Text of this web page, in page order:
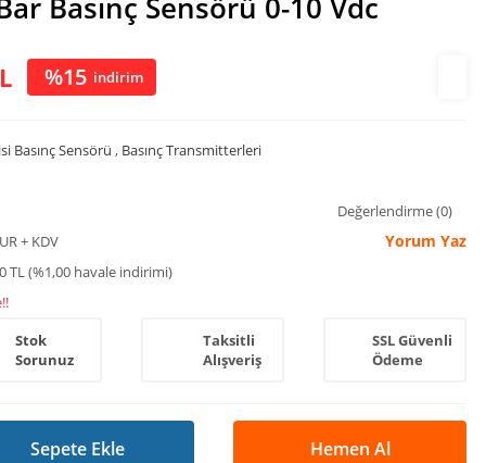
Basınç Sensörü 0-10 Vdc
%15 indirim
Basınç Sensörü , Basınç Transmitterleri
+ KDV
TL (%1,00 havale indirimi)
Değerlendirme (0)
Yorum Yaz
Stok
Sorunuz
Taksitli
Alışveriş
SSL Güvenli
Ödeme
Sepete Ekle Hemen Al